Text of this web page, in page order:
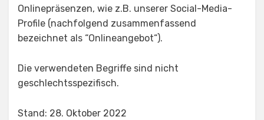
Onlinepräsenzen, wie z.B. unserer Social-Media-
Profile (nachfolgend zusammenfassend
bezeichnet als “Onlineangebot“).
Die verwendeten Begriffe sind nicht
geschlechtsspezifisch.
Stand: 28. Oktober 2022